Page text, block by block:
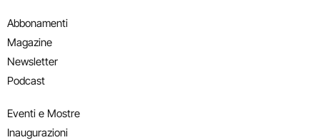
Abbonamenti
Magazine
Newsletter
Podcast
Eventi e Mostre
Inaugurazioni